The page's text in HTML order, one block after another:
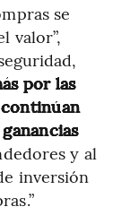
se
valor”,
por las
y al
inversión